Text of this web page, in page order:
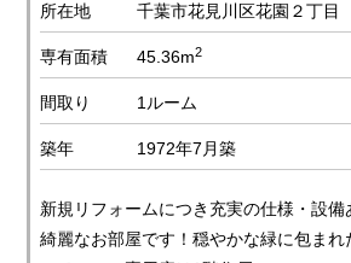
所在地 千葉市花見川区花園２丁目
専有面積 45.36m2
間取り 1ルーム
築年 1972年7月築
新規リフォームにつき充実の仕様・設備
綺麗なお部屋です！穏やかな緑に包まれ